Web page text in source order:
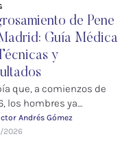
de Pene
Guía Médica
y
que, a comienzos de
los hombres ya
el 15% de todas
estéticas
Andrés Gómez
2026